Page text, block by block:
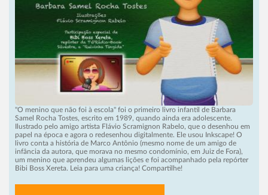
"O menino que não foi à escola" foi o primeiro livro infantil de Barbara
Samel Rocha Tostes, escrito em 1989, quando ainda era adolescente.
Ilustrado pelo amigo artista Flávio Scramignon Rabelo, que o desenhou em
papel na época e agora o redesenhou digitalmente. Ele usou Inkscape! O
livro conta a história de Marco Antônio (mesmo nome de um amigo de
infância da autora, que morava no mesmo condomínio, em Juiz de Fora),
um menino que aprendeu algumas lições e foi acompanhado pela repórter
Bibi Boss Xereta. Leia para uma criança! Compartilhe!